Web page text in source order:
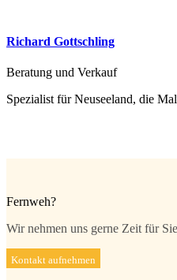
Richard Gottschling
Beratung und Verkauf
Spezialist für Neuseeland, die
Fernweh?
Wir nehmen uns gerne Zeit für
Kontakt aufnehmen